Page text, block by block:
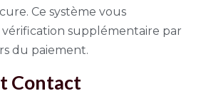
Ce système vous
supplémentaire par
du paiement.
Contact